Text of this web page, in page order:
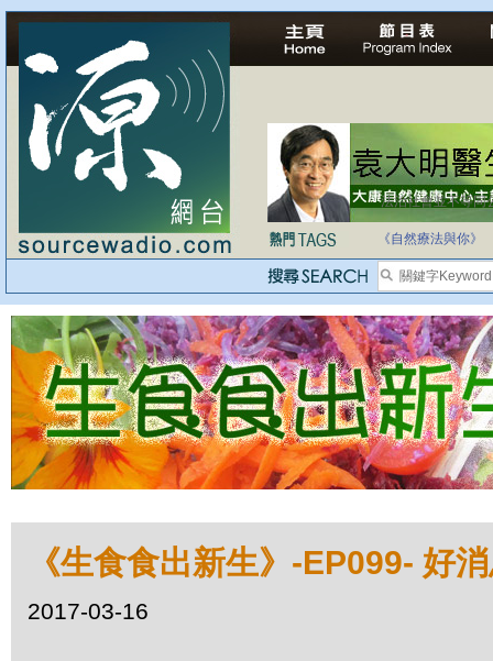
法治社會並不等同
《自然療法與你》
《生食食出新生》-EP099- 好
2017-03-16